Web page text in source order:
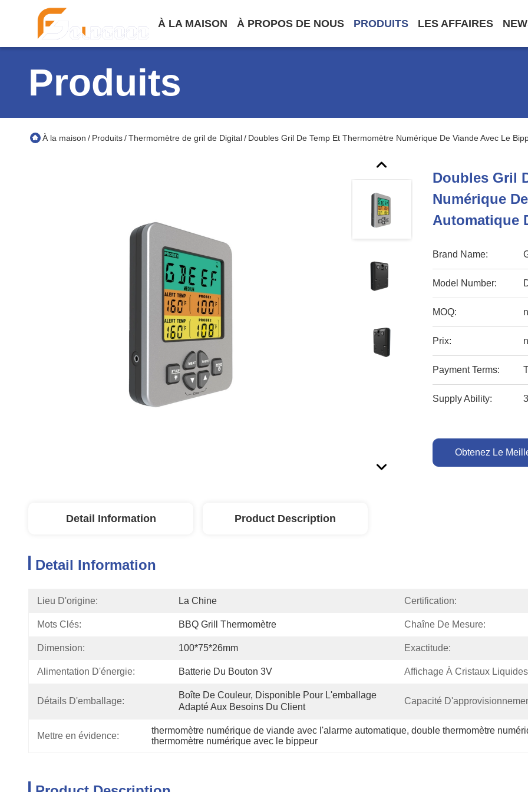
À LA MAISON À PROPOS DE NOUS PRODUITS LES AFFAIRES
Produits
À la maison / Produits/Thermomètre de gril de Digital/ Doubles Gril De Temp Et Thermomètre Numérique De Viande Avec Le
Doubles Gril
Numérique
Automatique
Brand Name:
Model Number:
MOQ:
Prix:
Payment Terms:
Supply Ability:
Obtenez Le
Detail Information Product Description
Detail Information
Lieu D'origine: La Chine Certification:
Mots Clés: BBQ Grill Thermomètre Chaîne De Mesure:
Dimension: 100*75*26mm Exactitude:
Alimentation D'énergie: Batterie Du Bouton 3V Affichage À Cristaux
Détails D'emballage:
Boîte De Couleur, Disponible Pour L'emballage
Adapté Aux Besoins Du Client
Capacité
Mettre en évidence:
thermomètre numérique de viande avec l'alarme automatique, double thermomètre
thermomètre numérique avec le bippeur